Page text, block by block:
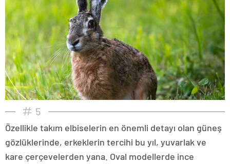
5
Özellikle takım elbiselerin en önemli detayı olan güneş
gözlüklerinde, erkeklerin tercihi bu yıl, yuvarlak ve
kare çerçevelerden yana. Oval modellerde ince